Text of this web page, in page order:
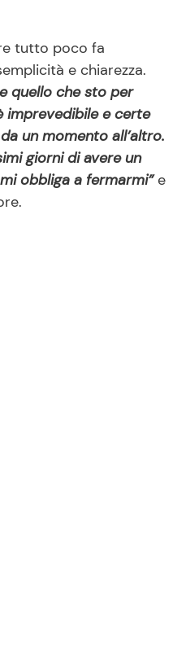
tutto poco fa
e chiarezza.
quello che sto per
imprevedibile e certe
un momento all’altro.
giorni di avere un
obbliga a fermarmi”e